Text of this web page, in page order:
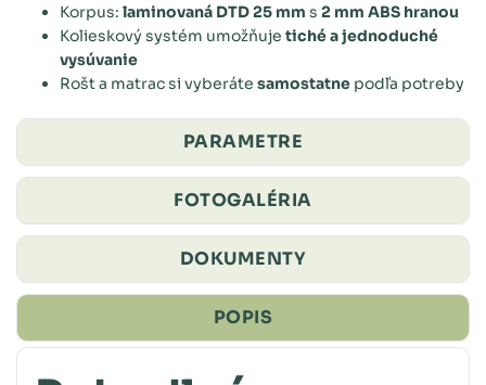
Korpus: laminovaná DTD 25 mm s 2 mm ABS hranou
Kolieskový systém umožňuje tiché a jednoduché
vysúvanie
Rošt a matrac si vyberáte samostatne podľa potreby
PARAMETRE
FOTOGALÉRIA
DOKUMENTY
POPIS